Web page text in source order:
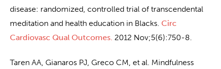
disease: randomized, controlled trial of transcendental
meditation and health education in Blacks. Circ
Cardiovasc Qual Outcomes. 2012 Nov;5(6):750-8.
Taren AA, Gianaros PJ, Greco CM, et al. Mindfulness